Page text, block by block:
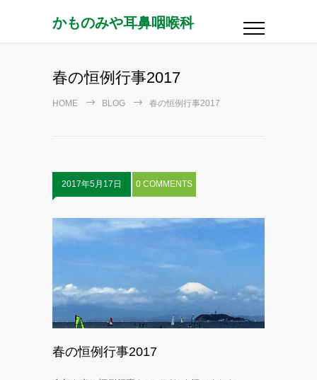
かものみや耳鼻咽喉科
春の恒例行事2017
HOME BLOG 春の恒例行事2017
2017年5月17日 0 COMMENTS
春の恒例行事2017